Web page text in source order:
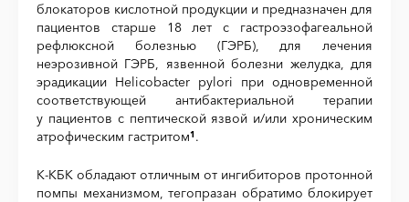
блокаторов кислотной продукции и предназначен для
пациентов старше 18 лет с гастроэзофагеальной
рефлюксной болезнью (ГЭРБ), для лечения
неэрозивной ГЭРБ, язвенной болезни желудка, для
эрадикации Helicobacter pylori при одновременной
соответствующей антибактериальной терапии
у пациентов с пептической язвой и/или хроническим
атрофическим гастритом1 .
К-КБК обладают отличным от ингибиторов протонной
помпы механизмом, тегопразан обратимо блокирует